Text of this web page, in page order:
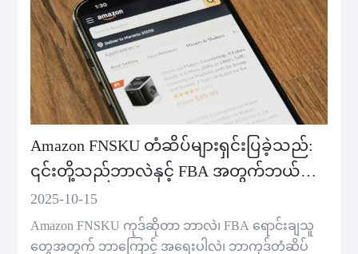
Amazon FNSKU တံဆိပ်များရှင်းပြခဲ့သည်:
၎င်းတို့သည်ဘာလဲနှင့် FBA အတွက်ဘယ်လို
ပုံနှိပ်ရမည်
2025-10-15
Amazon FNSKU ကုဒ်ဆိုတာ ဘာလဲ၊ FBA ရောင်းချသူ
တွေအတွက် ဘာကြောင့် အရေးပါလဲ၊ ဘာကုဒ်တံဆိပ်